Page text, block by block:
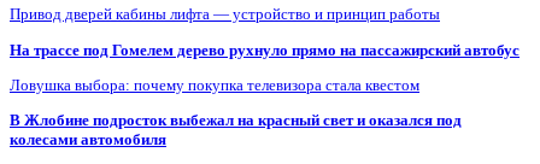
Привод дверей кабины лифта — устройство и принцип работы
На трассе под Гомелем дерево рухнуло прямо на пассажирский автобус
Ловушка выбора: почему покупка телевизора стала квестом
В Жлобине подросток выбежал на красный свет и оказался под
колесами автомобиля